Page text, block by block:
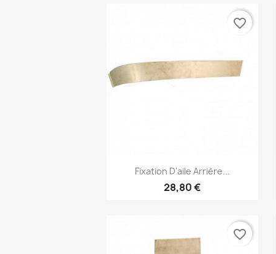
Aperçu rapide
Fixation D'aile Arrière...
28,80 €
favorite_border
favorite_border